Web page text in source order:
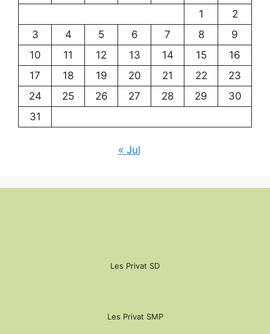
1
2
3
4 5 6 7 8
9
10
11 12 13 14 15
16
17
18 19 20 21 22
23
24
25 26 27 28 29
30
31
« Jul
Les Privat SD
Les Privat SMP